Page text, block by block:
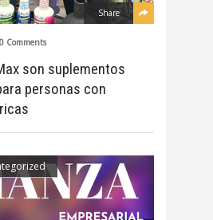
Share
0 Comments
son suplementos
personas con